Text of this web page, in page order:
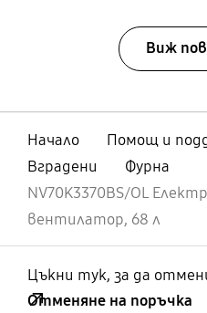
Виж
Начало
Помощ и
Вградени
Фурна
NV70K3370BS/OL
вентилатор, 68 л
Цъкни тук, за да
Отменяне на поръчка